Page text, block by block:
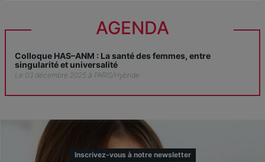
AGENDA
Colloque HAS–ANM : La santé des femmes, entre
singularité et universalité
Le 03 décembre 2025 à PARIS/Hybride
Inscrivez-vous à notre newsletter